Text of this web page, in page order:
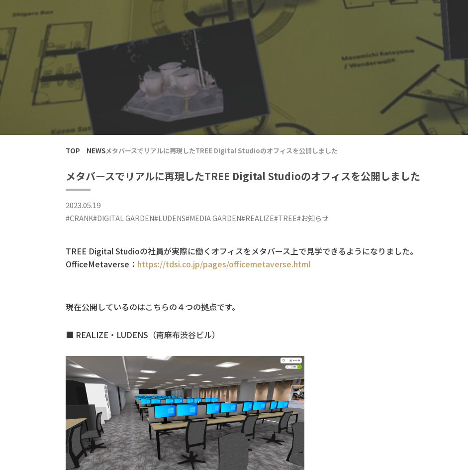
TOP NEWSメタバースでリアルに再現したTREE Digital Studioのオフィスを公開しました
メタバースでリアルに再現したTREE Digital Studioのオフィスを公開しました
2023.05.19
#CRANK#DIGITAL GARDEN#LUDENS#MEDIA GARDEN#REALIZE#TREE#お知らせ
TREE Digital Studioの社員が実際に働くオフィスをメタバース上で見学できるようになりました。
OfficeMetaverse： https://tdsi.co.jp/pages/officemetaverse.html
現在公開しているのはこちらの４つの拠点です。
■ REALIZE・LUDENS（南麻布渋谷ビル）